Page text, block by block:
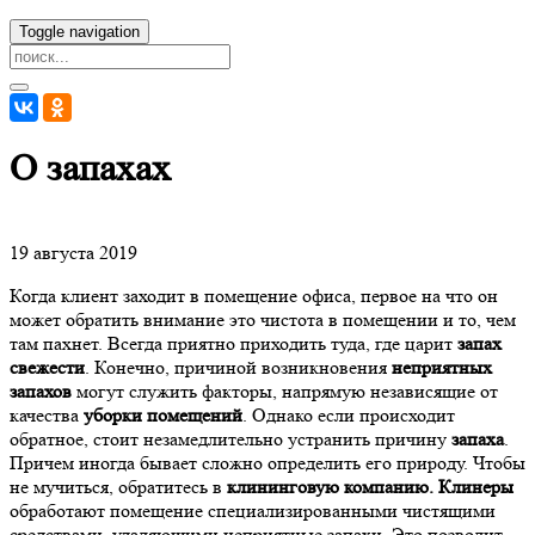
Toggle navigation
О запахах
19 августа 2019
Когда клиент заходит в помещение офиса, первое на что он
может обратить внимание это чистота в помещении и то, чем
там пахнет. Всегда приятно приходить туда, где царит запах
свежести. Конечно, причиной возникновения неприятных
запахов могут служить факторы, напрямую независящие от
качества уборки помещений. Однако если происходит
обратное, стоит незамедлительно устранить причину запаха.
Причем иногда бывает сложно определить его природу. Чтобы
не мучиться, обратитесь в клининговую компанию. Клинеры
обработают помещение специализированными чистящими